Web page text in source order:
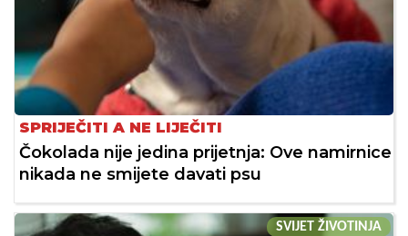
SPRIJEČITI A NE LIJEČITI
Čokolada nije jedina prijetnja: Ove namirnice
nikada ne smijete davati psu
SVIJET ŽIVOTINJA